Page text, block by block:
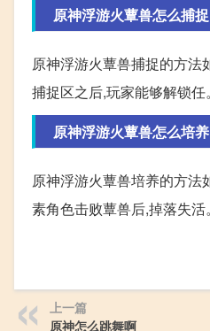
原神浮游火蕈兽怎么捕
原神浮游火蕈兽捕捉的方法
捕捉区之后,玩家能够解锁任。
原神浮游火蕈兽怎么培
原神浮游火蕈兽培养的方法
素角色击败蕈兽后,掉落失活。
上一篇
原神怎么跳舞啊